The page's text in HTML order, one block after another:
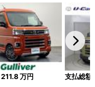
211.8万円 支払総額